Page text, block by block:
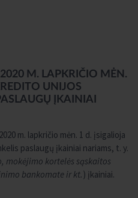
M. LAPKRIČIO MĖN.
UNIJOS
ĮKAINIAI
m. lapkričio mėn. 1 d. įsigalioja
paslaugų įkainiai nariams, t. y.
mokėjimo kortelės sąskaitos
bankomate ir kt. ) įkainiai.